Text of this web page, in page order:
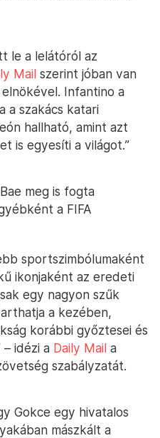
le a lelátóról az
Mail szerint jóban van
Infantino a
a szakács katari
hallható, amint azt
is egyesíti a világot.”
meg is fogta
a FIFA
sportszimbólumaként
ikonjaként az eredeti
egy nagyon szűk
a kezében,
korábbi győztesei és
idézi a Daily Mail a
szabályzatát.
Gokce egy hivatalos
mászkált a